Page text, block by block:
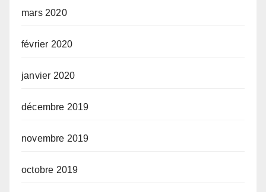
mars 2020
février 2020
janvier 2020
décembre 2019
novembre 2019
octobre 2019